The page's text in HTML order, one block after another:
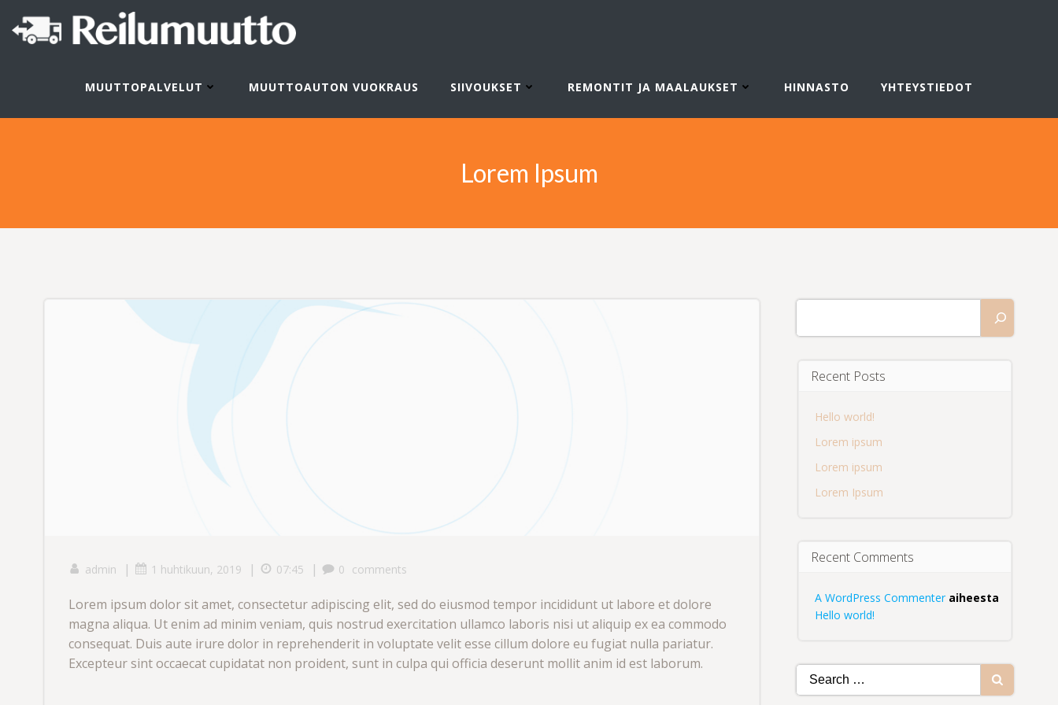
content
MUUTTOPALVELUT MUUTTOAUTON VUOKRAUS SIIVOUKSET REMONTIT JA MAALAUKSET HINNASTO YHTEYSTIEDOT
Lorem Ipsum
admin | 1 huhtikuun, 2019 | 07:45 | 0 comments
Lorem ipsum dolor sit amet, consectetur adipiscing elit, sed do eiusmod tempor incididunt ut labore et dolore
magna aliqua. Ut enim ad minim veniam, quis nostrud exercitation ullamco laboris nisi ut aliquip ex ea commodo
consequat. Duis aute irure dolor in reprehenderit in voluptate velit esse cillum dolore eu fugiat nulla pariatur.
Excepteur sint occaecat cupidatat non proident, sunt in culpa qui officia deserunt mollit anim id est laborum.
Recent Posts
Hello world!
Lorem ipsum
Lorem ipsum
Lorem Ipsum
Recent Comments
A WordPress Commenteraiheesta
Hello world!
Search
for: